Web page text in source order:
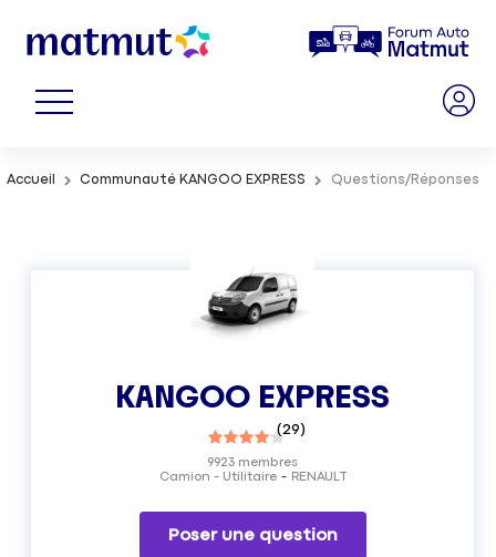
Accueil Communauté KANGOO EXPRESS Questions/Réponses
KANGOO EXPRESS
(29)
Camion - Utilitaire RENAULT
9923 membres
Poser une question